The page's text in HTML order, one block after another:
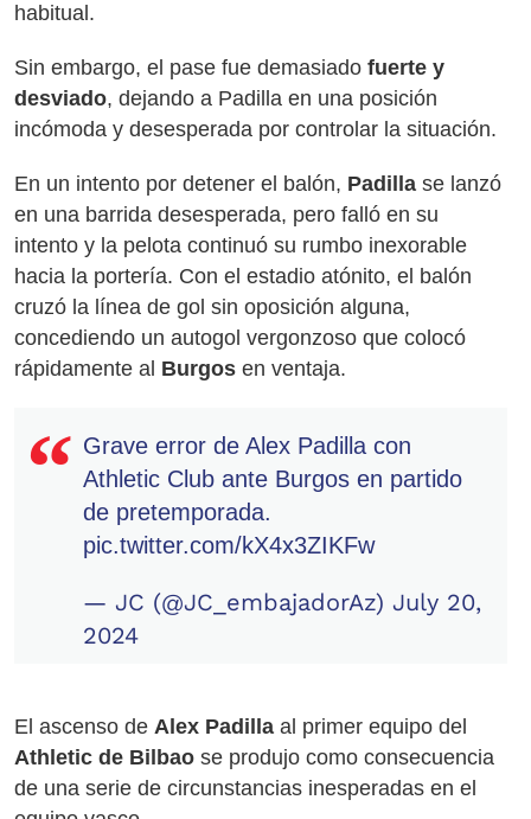
habitual.
Sin embargo, el pase fue demasiado fuerte y
desviado, dejando a Padilla en una posición
incómoda y desesperada por controlar la situación.
En un intento por detener el balón, Padilla se lanzó
en una barrida desesperada, pero falló en su
intento y la pelota continuó su rumbo inexorable
hacia la portería. Con el estadio atónito, el balón
cruzó la línea de gol sin oposición alguna,
concediendo un autogol vergonzoso que colocó
rápidamente al Burgos en ventaja.
Grave error de Alex Padilla con
Athletic Club ante Burgos en partido
de pretemporada.
pic.twitter.com/kX4x3ZIKFw
— JC (@JC_embajadorAz) July 20,
2024
El ascenso de Alex Padilla al primer equipo del
Athletic de Bilbao se produjo como consecuencia
de una serie de circunstancias inesperadas en el